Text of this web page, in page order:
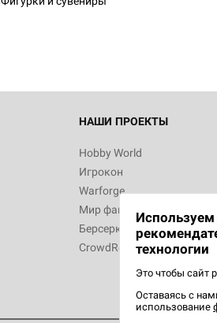
НАШИ ПРОЕКТЫ
Hobby World
Игрокон
Warforge
Мир фантастики
Берсерк
CrowdRepublic
Используем
технологии
Это чтобы сайт
Оставаясь с
использование